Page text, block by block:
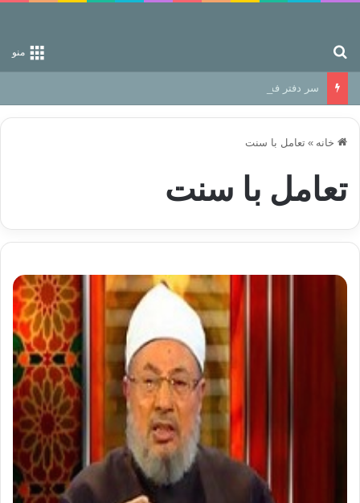
منو
سر دفتر فساد در زمین‌، دوری وکناره‌گیری از راه خداست‌!
خانه » تعامل با سنت
تعامل با سنت